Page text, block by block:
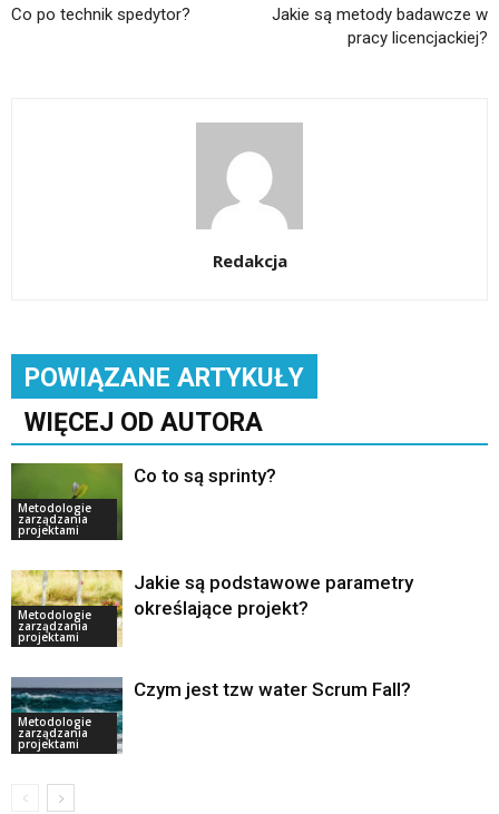
Co po technik spedytor?
Jakie są metody badawcze w
pracy licencjackiej?
Redakcja
POWIĄZANE ARTYKUŁY
WIĘCEJ OD AUTORA
Metodologie
zarządzania
projektami
Co to są sprinty?
Metodologie
zarządzania
projektami
Jakie są podstawowe parametry
określające projekt?
Metodologie
zarządzania
projektami
Czym jest tzw water Scrum Fall?